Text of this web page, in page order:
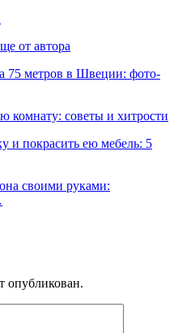
от автора
75 метров в Швеции: фото-
комнату: советы и хитрости
и покрасить ею мебель: 5
своими руками:
опубликован.